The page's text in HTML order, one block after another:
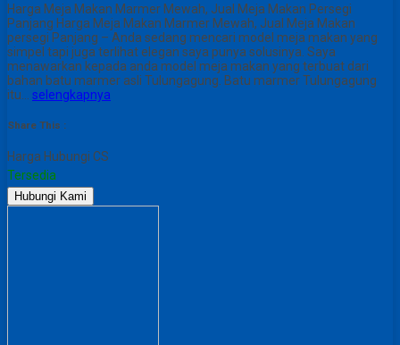
Harga Meja Makan Marmer Mewah, Jual Meja Makan Persegi
Panjang Harga Meja Makan Marmer Mewah, Jual Meja Makan
persegi Panjang – Anda sedang mencari model meja makan yang
simpel tapi juga terlihat elegan saya punya solusinya. Saya
menawarkan kepada anda model meja makan yang terbuat dari
bahan batu marmer asli Tulungagung. Batu marmer Tulungagung
itu… selengkapnya
Share This :
Harga Hubungi CS
Tersedia
Hubungi Kami